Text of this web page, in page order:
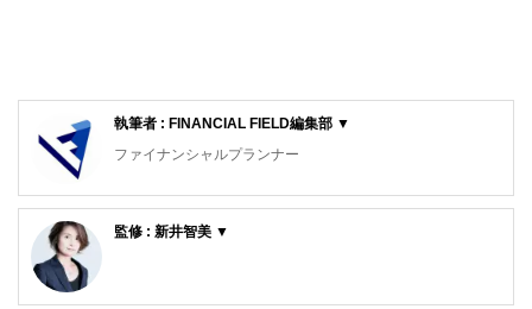
執筆者 : FINANCIAL FIELD編集部 ▼
ファイナンシャルプランナー
FinancialField編集部は、金融、経済に関する記事を、日々
知識がない方でも理解できるようわかりやすく発信していま
監修 : 新井智美 ▼